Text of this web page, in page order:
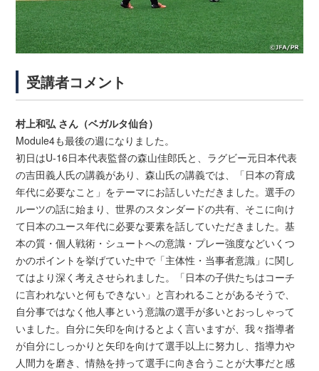
受講者コメント
村上和弘 さん（ベガルタ仙台）
Module4も最後の週になりました。
初日はU-16日本代表監督の森山佳郎氏と、ラグビー元日本代表
の吉田義人氏の講義があり、森山氏の講義では、「日本の育成
年代に必要なこと」をテーマにお話しいただきました。選手の
ルーツの話に始まり、世界のスタンダードの共有、そこに向け
て日本のユース年代に必要な要素を話していただきました。基
本の質・個人戦術・シュートへの意識・プレー強度などいくつ
かのポイントを挙げていた中で「主体性・当事者意識」に関し
てはより深く考えさせられました。「日本の子供たちはコーチ
に言われないと何もできない」と言われることがあるそうで、
自分事ではなく他人事という意識の選手が多いとおっしゃって
いました。自分に矢印を向けるとよく言いますが、我々指導者
が自分にしっかりと矢印を向けて選手以上に努力し、指導力や
人間力を磨き、情熱を持って選手に向き合うことが大事だと感